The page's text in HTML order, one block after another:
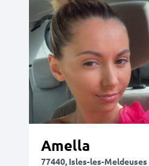
Amella
77440, Isles-les-Meldeuses